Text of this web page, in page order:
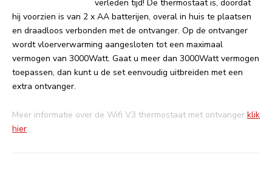
verleden tijd! De thermostaat is, doordat
hij voorzien is van 2 x AA batterijen, overal in huis te plaatsen
en draadloos verbonden met de ontvanger. Op de ontvanger
wordt vloerverwarming aangesloten tot een maximaal
vermogen van 3000Watt. Gaat u meer dan 3000Watt vermogen
toepassen, dan kunt u de set eenvoudig uitbreiden met een
extra ontvanger.
Meer informatie over de Wifi V3 thermostaat met ontvanger klik
hier